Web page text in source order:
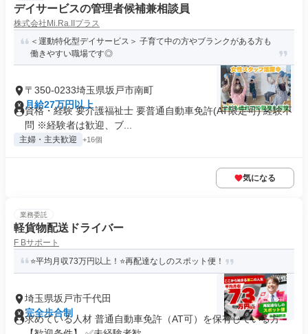
デイサービスの管理者候補兼相談員
株式会社Mi.Ra.IIプラス
＜運動特化型デイサービス＞ 子育て中の方やブランクがある方も
働きやすい職場です◎
〒350-0233埼玉県坂戸市南町
月給27万円以上
資格・経験 要介護福祉士 要普通自動車免許(AT限定可) 経験不
問 ※経験者は歓迎、ブ...
主婦・主夫歓迎 +16個
気になる
業務委託
軽貨物配送ドライバー
F Bサポート
⭐平均月収73万円以上！⭐再配達なしのスポット便！
埼玉県坂戸市千代田
完全歩合制
求めている人材 普通自動車免許（AT可）を保有している方